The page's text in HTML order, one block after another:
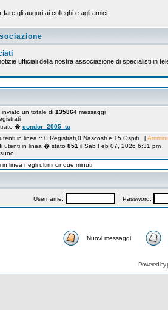
fare gli auguri ai colleghi e agli amici.
ufficiali della nostra associazione di specialisti in
un totale di 135864 messaggi
� condor_2005_to
utenti in linea :: 0 Registrati,0 Nascosti e 15 Ospiti [
utenti in linea � stato 851 il Sab Feb 07, 2026 6:31 pm
linea negli ultimi cinque minuti
Username: Password:
Nuovi messaggi
Powered by